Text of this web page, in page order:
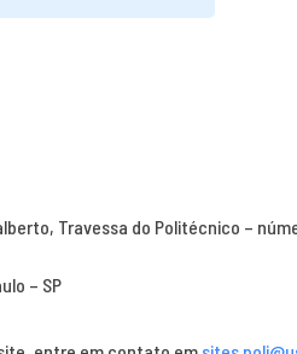
Travessa do Politécnico –
– SP